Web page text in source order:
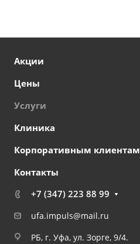
Акции
Цены
Услуги
Клиника
Корпоративным клиентам
Контакты
+7 (347) 223 88 99
ufa.impuls@mail.ru
РБ, г. Уфа, ул. Зорге, 9/4.